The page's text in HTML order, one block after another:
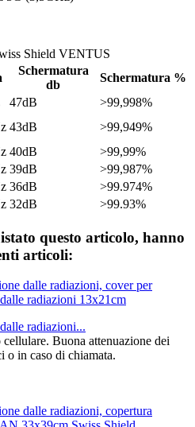
Shield VENTUS
Schermatura
db
Schermatura %
47dB
>99,998%
43dB
>99,949%
40dB
>99,99%
39dB
>99,987%
36dB
>99.974%
32dB >99.93%
questo articolo, hanno
articoli:
radiazioni...
Buona attenuazione dei
o in caso di chiamata.